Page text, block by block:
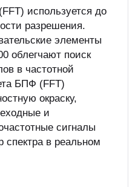
используется до
разрешения.
элементы
облегчают поиск
в частотной
БПФ (FFT)
окраску,
и
сигналы
спектра в реальном